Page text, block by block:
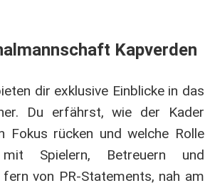
Kapverden
dir exklusive Einblicke in das
Du erfährst, wie der Kader
Fokus rücken und welche Rolle
Spielern, Betreuern und
von PR-Statements, nah am